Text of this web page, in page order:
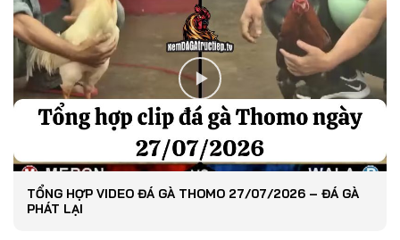
TỔNG HỢP VIDEO ĐÁ GÀ THOMO 27/07/2026 – ĐÁ GÀ
PHÁT LẠI